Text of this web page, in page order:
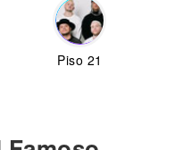
Piso 21